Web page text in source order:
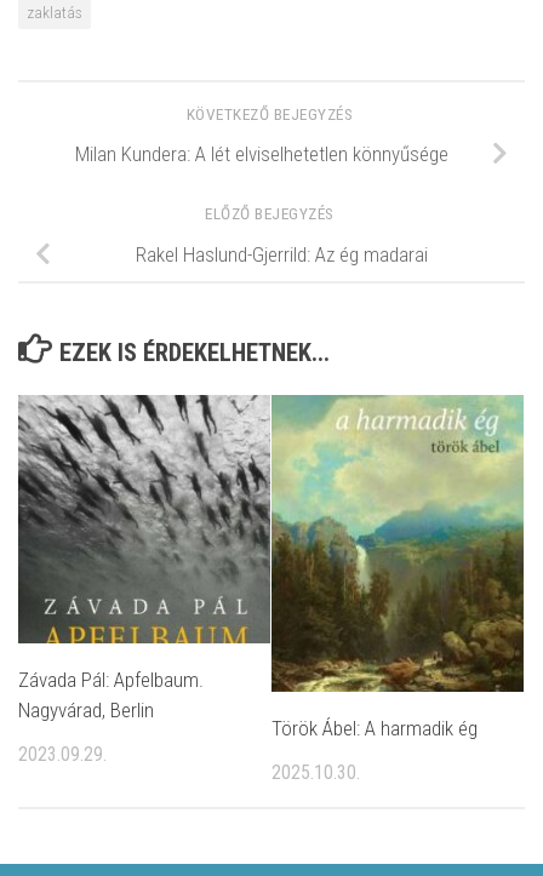
zaklatás
KÖVETKEZŐ BEJEGYZÉS
Milan Kundera: A lét elviselhetetlen könnyűsége
ELŐZŐ BEJEGYZÉS
Rakel Haslund-Gjerrild: Az ég madarai
EZEK IS ÉRDEKELHETNEK...
Závada Pál: Apfelbaum.
Nagyvárad, Berlin
2023.09.29.
Török Ábel: A harmadik ég
2025.10.30.